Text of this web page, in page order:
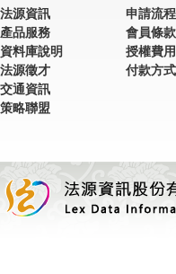
法源資訊
產品服務
資料庫說明
法源徵才
交通資訊
策略聯盟
申請流程
會員條款
授權費用
付款方式